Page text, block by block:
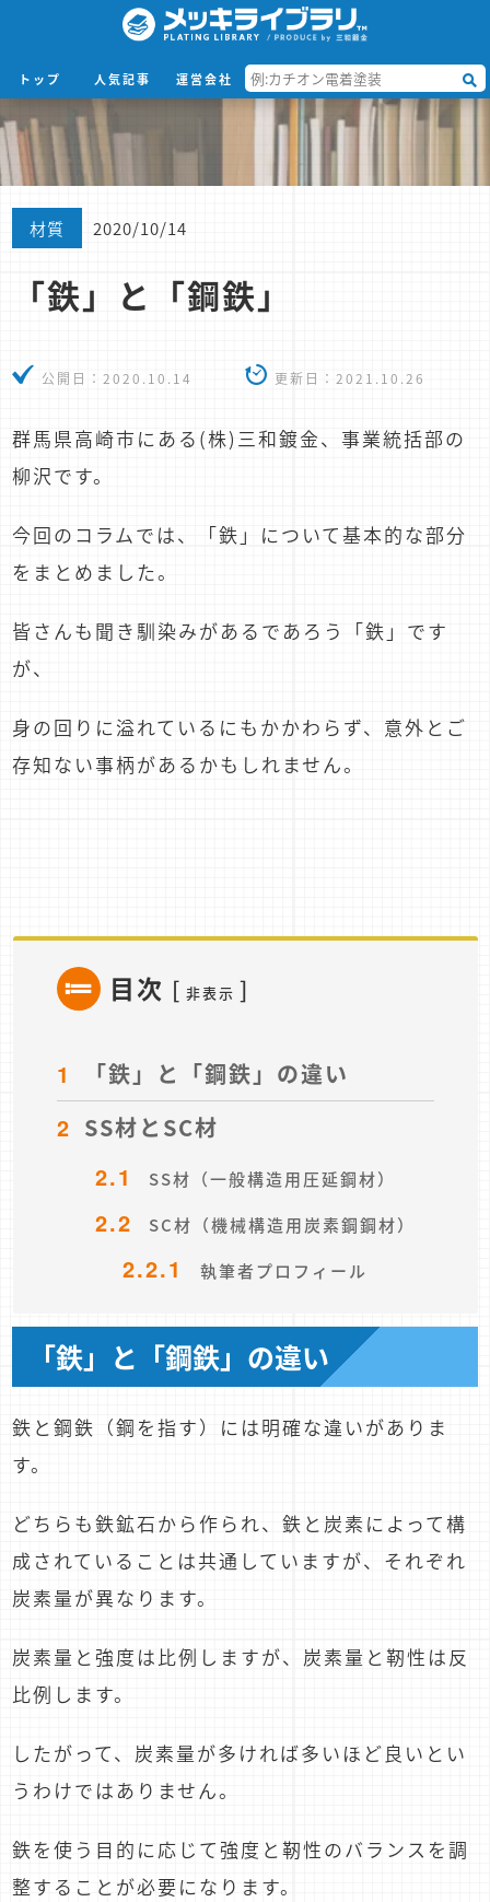
トップ 人気記事 運営会社
材質 2020/10/14
「鉄」と「鋼鉄」
公開日：2020.10.14 更新日： 2021.10.26
群馬県高崎市にある(株)三和鍍金、事業統括部の
柳沢です。
今回のコラムでは、「鉄」について基本的な部分
をまとめました。
皆さんも聞き馴染みがあるであろう「鉄」です
が、
身の回りに溢れているにもかかわらず、意外とご
存知ない事柄があるかもしれません。
目次 [ 非表示 ]
1
「鉄」と「鋼鉄」の違い
2 SS材とSC材
2.1
SS材（一般構造用圧延鋼材）
2.2 SC材（機械構造用炭素鋼鋼材）
2.2.1 執筆者プロフィール
「鉄」と「鋼鉄」の違い
鉄と鋼鉄（鋼を指す）には明確な違いがありま
す。
どちらも鉄鉱石から作られ、鉄と炭素によって構
成されていることは共通していますが、それぞれ
炭素量が異なります。
炭素量と強度は比例しますが、炭素量と靭性は反
比例します。
したがって、炭素量が多ければ多いほど良いとい
うわけではありません。
鉄を使う目的に応じて強度と靭性のバランスを調
整することが必要になります。